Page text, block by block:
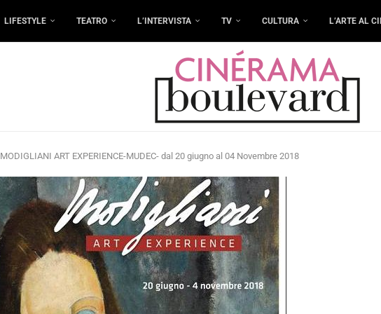
LIFESTYLE TEATRO L’INTERVISTA TV CULTURA L’ARTE AL
MODIGLIANI ART EXPERIENCE-MUDEC- dal 20 giugno al 04 Novembre 2018